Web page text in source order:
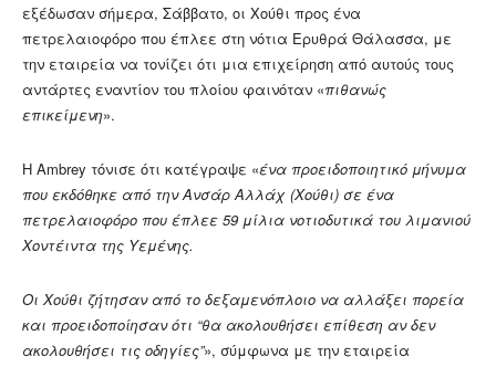
εξέδωσαν σήμερα, Σάββατο, οι Χούθι προς ένα
πετρελαιοφόρο που έπλεε στη νότια Ερυθρά Θάλασσα, με
την εταιρεία να τονίζει ότι μια επιχείρηση από αυτούς τους
αντάρτες εναντίον του πλοίου φαινόταν «πιθανώς
επικείμενη».
Η Ambrey τόνισε ότι κατέγραψε «ένα προειδοποιητικό μήνυμα
που εκδόθηκε από την Ανσάρ Αλλάχ (Χούθι) σε ένα
πετρελαιοφόρο που έπλεε 59 μίλια νοτιοδυτικά του λιμανιού
Χοντέιντα της Υεμένης.
Οι Χούθι ζήτησαν από το δεξαμενόπλοιο να αλλάξει πορεία
και προειδοποίησαν ότι “θα ακολουθήσει επίθεση αν δεν
ακολουθήσει τις οδηγίες”», σύμφωνα με την εταιρεία